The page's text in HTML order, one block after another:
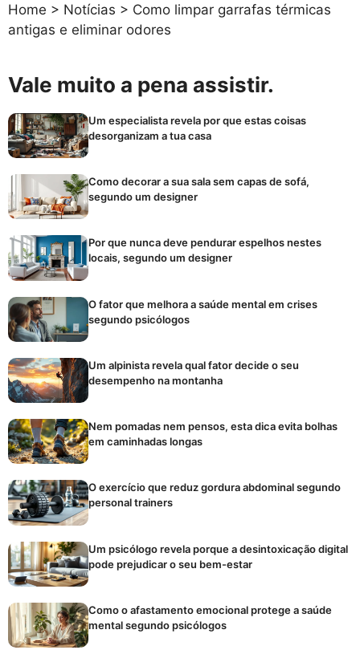
Home > Notícias > Como limpar garrafas térmicas
antigas e eliminar odores
Vale muito a pena assistir.
Um especialista revela por que estas coisas
desorganizam a tua casa
Como decorar a sua sala sem capas de sofá,
segundo um designer
Por que nunca deve pendurar espelhos nestes
locais, segundo um designer
O fator que melhora a saúde mental em crises
segundo psicólogos
Um alpinista revela qual fator decide o seu
desempenho na montanha
Nem pomadas nem pensos, esta dica evita bolhas
em caminhadas longas
O exercício que reduz gordura abdominal segundo
personal trainers
Um psicólogo revela porque a desintoxicação digital
pode prejudicar o seu bem-estar
Como o afastamento emocional protege a saúde
mental segundo psicólogos